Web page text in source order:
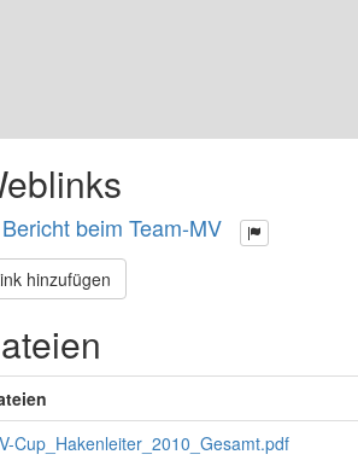
beim Team-MV
hinzufügen
Cup_Hakenleiter_2010_Gesamt.pdf